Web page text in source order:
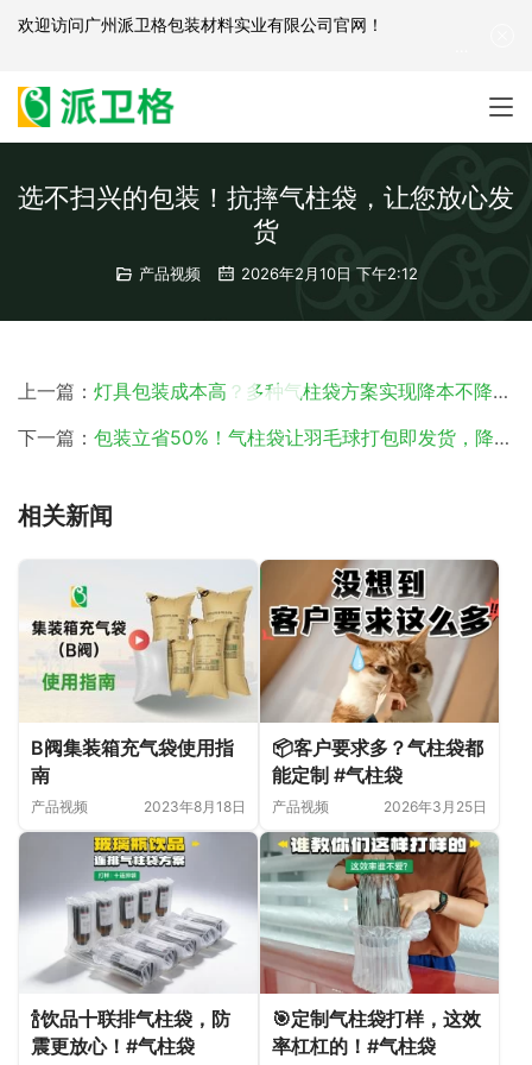
选不扫兴的包装！抗摔气柱袋，让您放心发
货
产品视频 2026年2月10日 下午2:12
上一篇： 灯具包装成本高？多种气柱袋方案实现降本不降保护！
下一篇： 包装立省50%！气柱袋让羽毛球打包即发货，降本增效
相关新闻
B阀集装箱充气袋使用指
南
产品视频 2023年8月18日
📦客户要求多？气柱袋都
能定制 #气柱袋
产品视频 2026年3月25日
🍾饮品十联排气柱袋，防
震更放心！#气柱袋
🎯定制气柱袋打样，这效
率杠杠的！#气柱袋
欢迎访问广州派卫格包装材料实业有限公司官网 ！